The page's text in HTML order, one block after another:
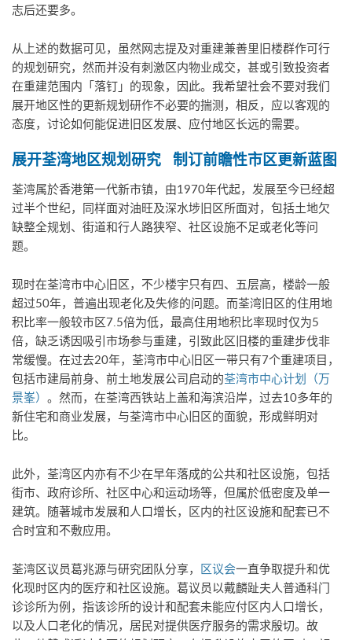
志后还要多。
从上述的数据可见，虽然网志提及对重建兼善里旧楼群作可行
的规划研究，然而并没有刺激区内物业成交，甚或引致投资者
在重建范围内「落钉」的现象，因此。我希望社会不要对我们
展开地区性的更新规划研作不必要的揣测，相反，应以客观的
态度，讨论如何能促进旧区发展、应付地区长远的需要。
展开荃湾地区规划研究 制订前瞻性市区更新蓝图
荃湾属於香港第一代新市镇，由1970年代起，发展至今已经超
过半个世纪，同样面对油旺及深水埗旧区所面对，包括土地欠
缺整全规划、街道和行人路狭窄、社区设施不足或老化等问
题。
现时在荃湾市中心旧区，不少楼宇只有四、五层高，楼龄一般
超过50年，普遍出现老化及失修的问题。而荃湾旧区的住用地
积比率一般较市区7.5倍为低，最高住用地积比率现时仅为5
倍，缺乏诱因吸引市场参与重建，引致此区旧楼的重建步伐非
常缓慢。在过去20年，荃湾市中心旧区一带只有7个重建项目，
包括市建局前身、前土地发展公司启动的荃湾市中心计划（万
景峯） 。然而，在荃湾西铁站上盖和海滨沿岸，过去10多年的
新住宅和商业发展，与荃湾市中心旧区的面貌，形成鲜明对
比。
此外，荃湾区内亦有不少在早年落成的公共和社区设施，包括
街市、政府诊所、社区中心和运动场等，但属於低密度及单一
建筑。随著城市发展和人口增长，区内的社区设施和配套已不
合时宜和不敷应用。
荃湾区议员葛兆源与研究团队分享， 区议会一直争取提升和优
化现时区内的医疗和社区设施。葛议员以戴麟趾夫人普通科门
诊诊所为例，指该诊所的设计和配套未能应付区内人口增长，
以及人口老化的情况，居民对提供医疗服务的需求殷切。故